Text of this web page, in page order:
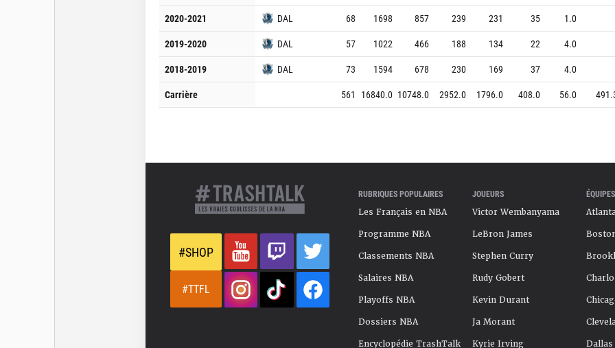
2020-2021
DAL 68 1698 857 239 231 35 1.0
2019-2020
DAL 57 1022 466 188 134 22 4.0
2018-2019
DAL 73 1594 678 230 169 37 4.0
Carrière
561 16840.0 10748.0 2952.0 1796.0 408.0 56.0
#SHOP
#TTFL
RUBRIQUES POPULAIRES
Les Français en NBA
Programme NBA
Classements NBA
Salaires NBA
Playoffs NBA
Dossiers NBA
Encyclopédie TrashTalk
JOUEURS
Victor Wembanyama
LeBron James
Stephen Curry
Rudy Gobert
Kevin Durant
Ja Morant
Kyrie Irving
ÉQUIPES